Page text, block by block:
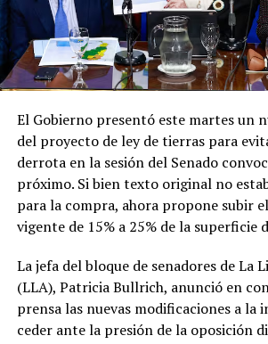
Este viernes, a las 9, el mandatario
ceremonia de asunción del presidente
Colombia, Abelardo de la Espriella.
Con este viaje, Milei busca continuar
relaciones bilaterales y la sintonía
gobiernos de la región que comparten
gira que se extenderá hasta el fin de
regreso a Buenos Aires.
argentina continuará guiándose
defensa del interés nacional, la
conferido por el pueblo argentino".
El Gobierno presentó este martes un
del proyecto de ley de tierras para
derrota en la sesión del Senado
próximo. Si bien texto original no
para la compra, ahora propone subir
vigente de 15% a 25% de la superficie
La jefa del bloque de senadores de La
(LLA), Patricia Bullrich, anunció en
prensa las nuevas modificaciones a la
ceder ante la presión de la oposición